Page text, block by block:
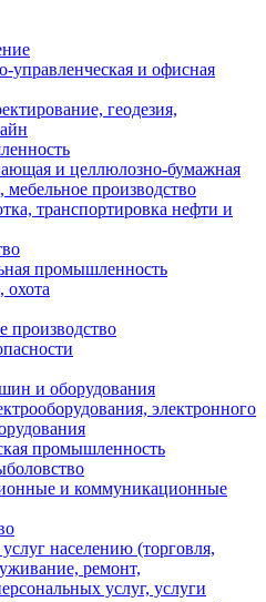
управленческая и офисная
геодезия,
и целлюлозно-бумажная
производство
транспортировка нефти и
промышленность
охота
производство
и оборудования
электронного
промышленность
и коммуникационные
населению (торговля,
ремонт,
услуг, услуги